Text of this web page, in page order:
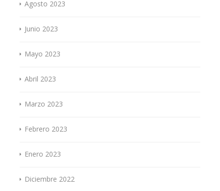
Agosto 2023
Junio 2023
Mayo 2023
Abril 2023
Marzo 2023
Febrero 2023
Enero 2023
Diciembre 2022